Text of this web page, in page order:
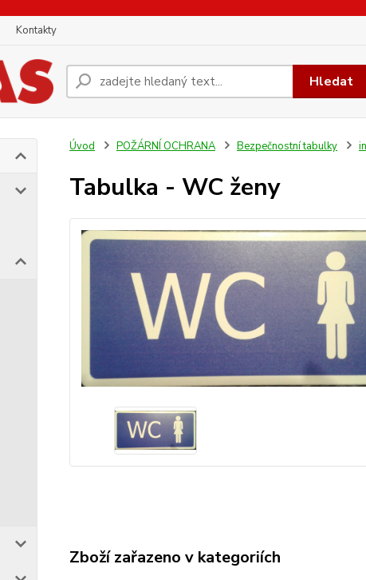
Kontakty
Hledat
Úvod POŽÁRNÍ OCHRANA Bezpečnostní tabulky
Tabulka - WC ženy
Zboží zařazeno v kategoriích